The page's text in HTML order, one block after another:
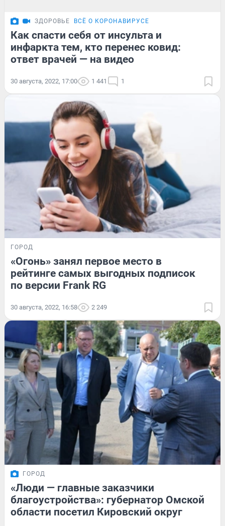
ЗДОРОВЬЕ ВСЁ О КОРОНАВИРУСЕ
Как спасти себя от инсульта и
инфаркта тем, кто перенес ковид:
ответ врачей — на видео
30 августа, 2022, 17:00 1 441 1
ГОРОД
«Огонь» занял первое место в
рейтинге самых выгодных подписок
по версии Frank RG
30 августа, 2022, 16:58 2 249
ГОРОД
«Люди — главные заказчики
благоустройства»: губернатор Омской
области посетил Кировский округ